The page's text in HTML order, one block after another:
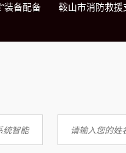
装备配备
鞍山市消防救援